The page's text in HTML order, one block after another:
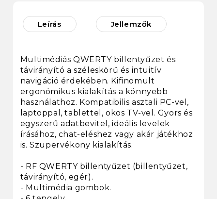
Leírás Jellemzők
Multimédiás QWERTY billentyűzet és
távirányító a széleskörű és intuitív
navigáció érdekében. Kifinomult
ergonómikus kialakítás a könnyebb
használathoz. Kompatibilis asztali PC-vel,
laptoppal, tablettel, okos TV-vel. Gyors és
egyszerű adatbevitel, ideális levelek
írásához, chat-eléshez vagy akár játékhoz
is. Szupervékony kialakítás.
- RF QWERTY billentyűzet (billentyűzet,
távirányító, egér).
- Multimédia gombok.